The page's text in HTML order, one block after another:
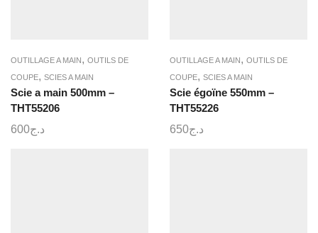
OUTILLAGE A MAIN, OUTILS DE
COUPE, SCIES A MAIN
Scie a main 500mm –
THT55206
د.ج600
OUTILLAGE A MAIN, OUTILS DE
COUPE, SCIES A MAIN
Scie égoïne 550mm –
THT55226
د.ج650